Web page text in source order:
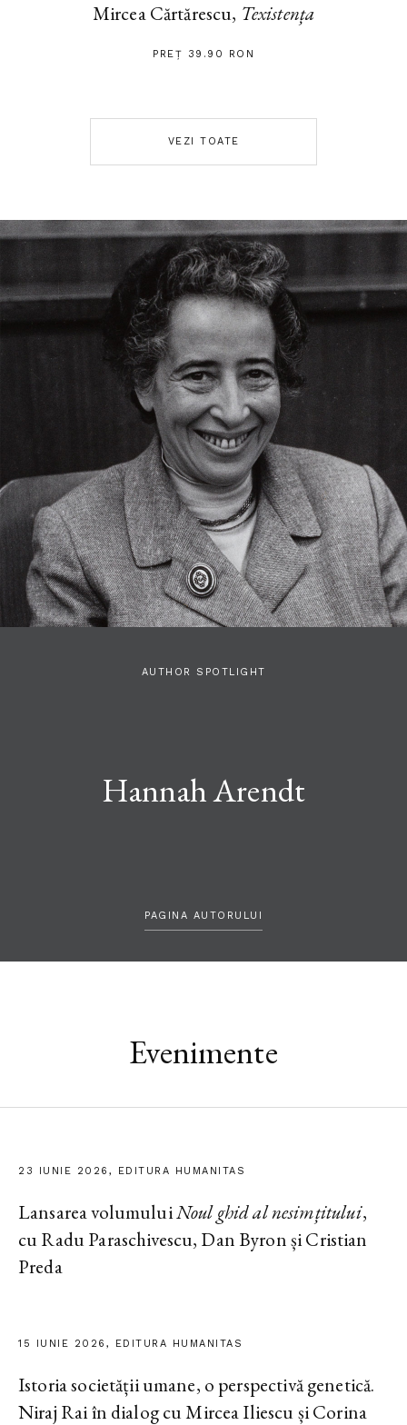
Mircea Cărtărescu, Texistența
PREȚ 39.90 RON
VEZI TOATE
AUTHOR SPOTLIGHT
Hannah Arendt
PAGINA AUTORULUI
Evenimente
23 IUNIE 2026, EDITURA HUMANITAS
Lansarea volumuluiNoul ghid al nesimțitului,
cu Radu Paraschivescu, Dan Byron și Cristian
Preda
15 IUNIE 2026, EDITURA HUMANITAS
Istoria societății umane, o perspectivă genetică.
Niraj Rai în dialog cu Mircea Iliescu și Corina